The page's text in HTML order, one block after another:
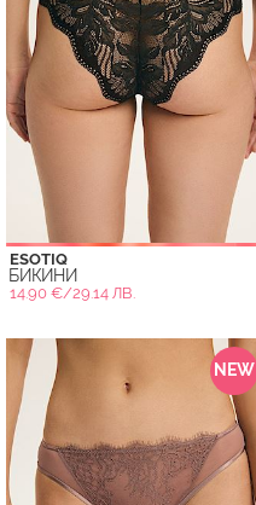
ESOTIQ
БИКИНИ
14.90 €/29.14 ЛВ.
NEW